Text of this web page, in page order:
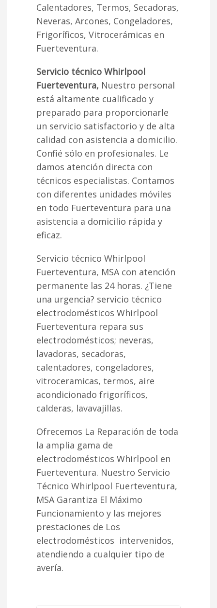
Calentadores, Termos, Secadoras,
Neveras, Arcones, Congeladores,
Frigoríficos, Vitrocerámicas en
Fuerteventura.
Servicio técnico Whirlpool
Fuerteventura, Nuestro personal
está altamente cualificado y
preparado para proporcionarle
un servicio satisfactorio y de alta
calidad con asistencia a domicilio.
Confié sólo en profesionales. Le
damos atención directa con
técnicos especialistas. Contamos
con diferentes unidades móviles
en todo Fuerteventura para una
asistencia a domicilio rápida y
eficaz.
Servicio técnico Whirlpool
Fuerteventura, MSA con atención
permanente las 24 horas. ¿Tiene
una urgencia? servicio técnico
electrodomésticos Whirlpool
Fuerteventura repara sus
electrodomésticos; neveras,
lavadoras, secadoras,
calentadores, congeladores,
vitroceramicas, termos, aire
acondicionado frigoríficos,
calderas, lavavajillas.
Ofrecemos La Reparación de toda
la amplia gama de
electrodomésticos Whirlpool en
Fuerteventura. Nuestro Servicio
Técnico Whirlpool Fuerteventura,
MSA Garantiza El Máximo
Funcionamiento y las mejores
prestaciones de Los
electrodomésticos intervenidos,
atendiendo a cualquier tipo de
avería.